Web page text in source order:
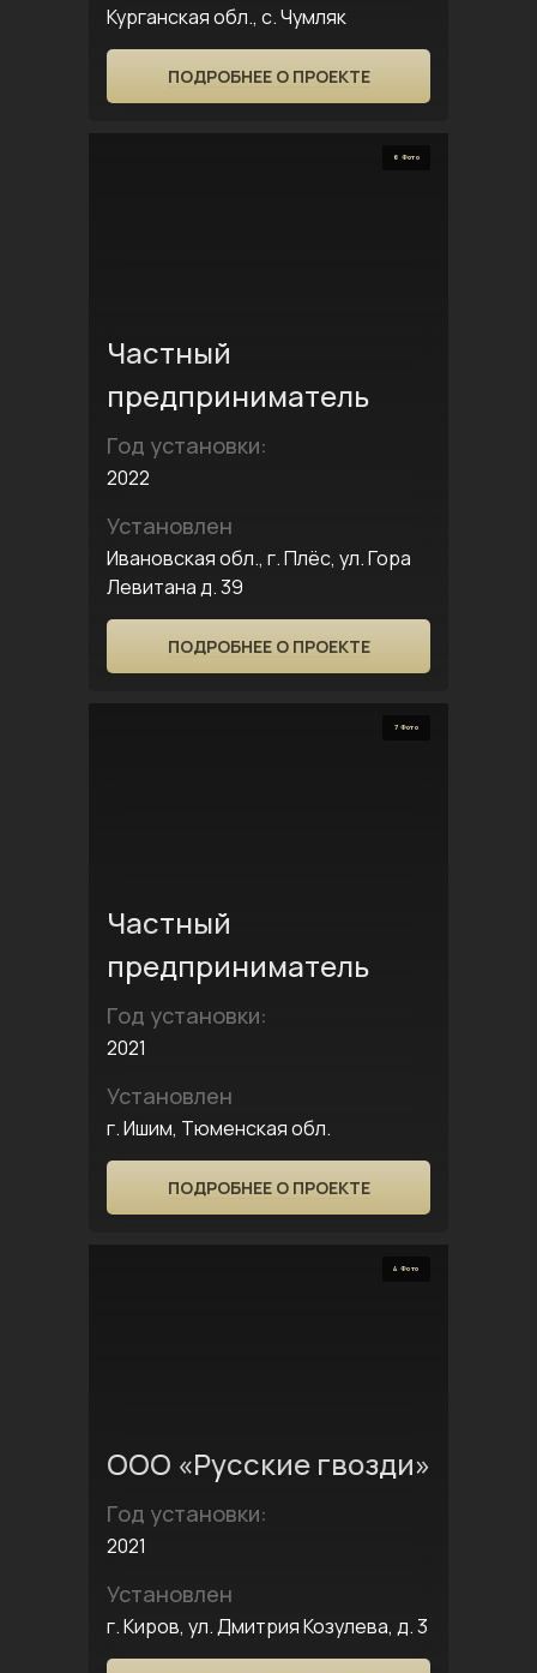
Курганская обл., с. Чумляк
ПОДРОБНЕЕ О ПРОЕКТЕ
6 Фото
Частный
предприниматель
Год установки:
2022
Установлен
Ивановская обл., г. Плёс, ул. Гора
Левитана д. 39
ПОДРОБНЕЕ О ПРОЕКТЕ
7 Фото
Частный
предприниматель
Год установки:
2021
Установлен
г. Ишим, Тюменская обл.
ПОДРОБНЕЕ О ПРОЕКТЕ
4 Фото
ООО «Русские гвозди»
Год установки:
2021
Установлен
г. Киров, ул. Дмитрия Козулева, д. 3